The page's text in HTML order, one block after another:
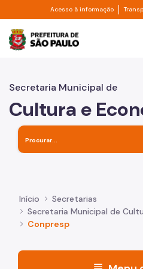
Pular para o Conteúdo
Acesso à informação
Prefeitura de
Secretaria Municipal de
Cultura e
Início
Secretarias
Secretaria Municipal de
Conpresp
menu